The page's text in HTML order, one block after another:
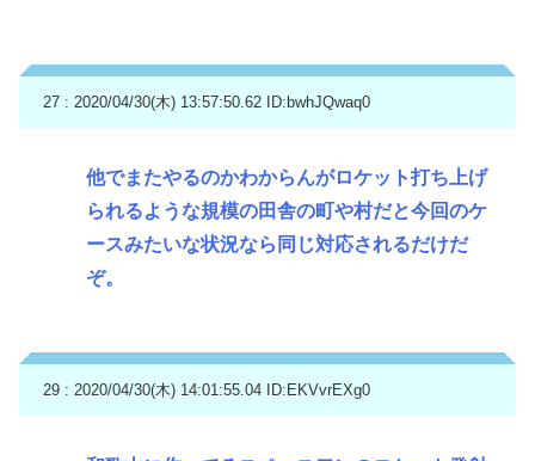
27 : 2020/04/30(木) 13:57:50.62 ID:bwhJQwaq0
他でまたやるのかわからんがロケット打ち上げ
られるような規模の田舎の町や村だと今回のケ
ースみたいな状況なら同じ対応されるだけだ
ぞ。
29 : 2020/04/30(木) 14:01:55.04 ID:EKVvrEXg0